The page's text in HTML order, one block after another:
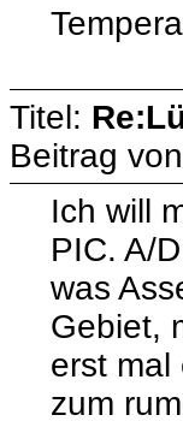
Titel:
Beitrag
Ich will
PIC. A/
was
Gebiet,
erst mal
zum